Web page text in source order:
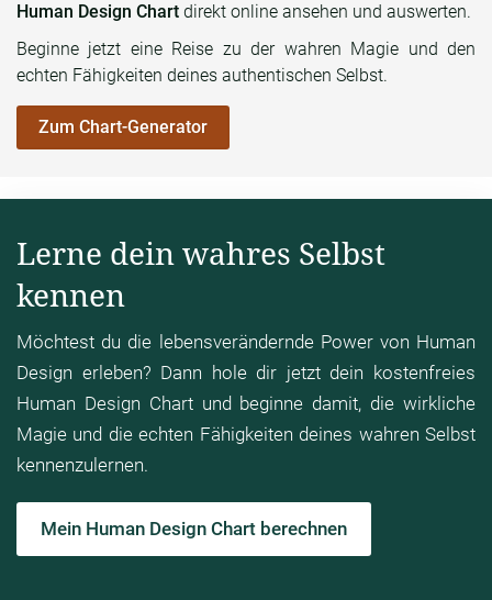
Human Design Chart direkt online ansehen und auswerten.
Beginne jetzt eine Reise zu der wahren Magie und den
echten Fähigkeiten deines authentischen Selbst.
Zum Chart-Generator
Lerne dein wahres Selbst
kennen
Möchtest du die lebensverändernde Power von Human
Design erleben? Dann hole dir jetzt dein kostenfreies
Human Design Chart und beginne damit, die wirkliche
Magie und die echten Fähigkeiten deines wahren Selbst
kennenzulernen.
Mein Human Design Chart berechnen